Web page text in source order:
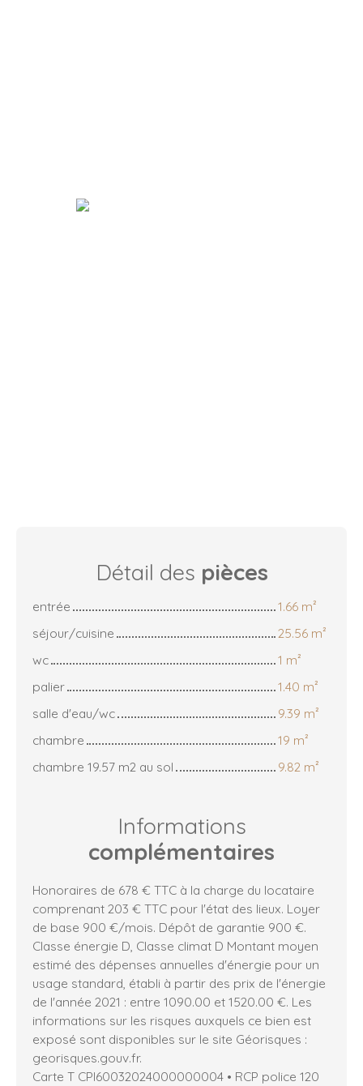
Détail des pièces
entrée
1.66 m²
séjour/cuisine
25.56 m²
wc
1 m²
palier
1.40 m²
salle d'eau/wc
9.39 m²
chambre
19 m²
chambre 19.57 m2 au sol
9.82 m²
Informations
complémentaires
Honoraires de 678 € TTC à la charge du locataire
comprenant 203 € TTC pour l'état des lieux. Loyer
de base 900 €/mois. Dépôt de garantie 900 €.
Classe énergie D, Classe climat D Montant moyen
estimé des dépenses annuelles d'énergie pour un
usage standard, établi à partir des prix de l'énergie
de l'année 2021 : entre 1090.00 et 1520.00 €. Les
informations sur les risques auxquels ce bien est
exposé sont disponibles sur le site Géorisques :
georisques.gouv.fr.
Carte T CPI60032024000000004 • RCP police 120